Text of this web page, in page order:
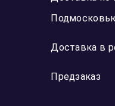
971-7200 +7